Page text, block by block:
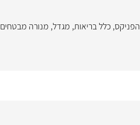
הפניקס, כלל בריאות, מגדל, מנורה מבטחים